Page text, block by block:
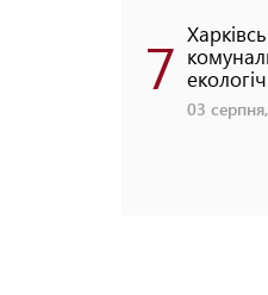
7
03